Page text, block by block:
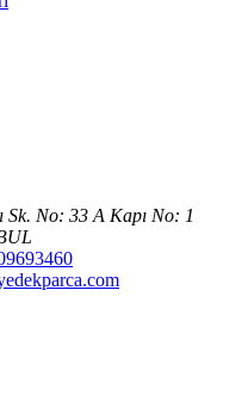
Sk. No: 33 A Kapı No: 1